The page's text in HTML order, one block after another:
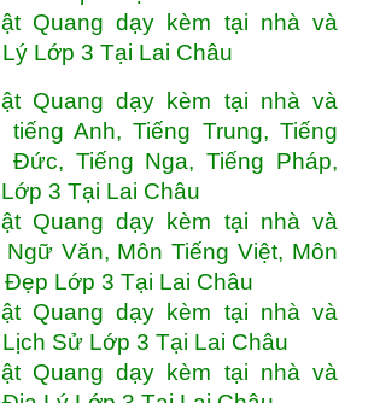
Quang dạy kèm tại nhà và
Lớp 3 Tại Lai Châu
Quang dạy kèm tại nhà và
tiếng Anh, Tiếng Trung, Tiếng
Đức, Tiếng Nga, Tiếng Pháp,
3 Tại Lai Châu
Quang dạy kèm tại nhà và
Văn, Môn Tiếng Việt, Môn
Lớp 3 Tại Lai Châu
Quang dạy kèm tại nhà và
Sử Lớp 3 Tại Lai Châu
Quang dạy kèm tại nhà và